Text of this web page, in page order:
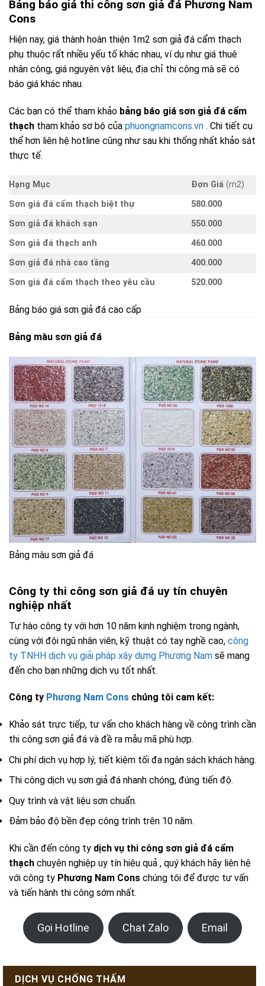
Bảng báo giá thi công sơn giả đá Phương Nam
Cons
Hiện nay, giá thành hoàn thiện 1m2 sơn giả đá cẩm thạch
phụ thuộc rất nhiều yếu tố khác nhau, ví dụ như giá thuê
nhân công, giá nguyên vật liệu, địa chỉ thi công mà sẽ có
báo giá khác nhau.
Các bạn có thể tham khảo bảng báo giá sơn giả đá cẩm
thạch tham khảo sơ bộ của phuongnamcons.vn . Chi tiết cụ
thể hơn liên hệ hotline cũng như sau khi thống nhất khảo sát
thực tế.
Hạng Mục Đơn Giá (m2)
Sơn giá đá cẩm thạch biệt thự
580.000
Sơn giả đá khách sạn
550.000
Sơn giả đá thạch anh
460.000
Sơn giả đá nhà cao tầng
400.000
Sơn giá đá cẩm thạch theo yêu cầu
520.000
Bảng báo giá sơn giả đá cao cấp
Bảng màu sơn giả đá
Bảng màu sơn giả đá
Công ty thi công sơn giả đá uy tín chuyên
nghiệp nhất
Tự hào công ty với hơn 10 năm kinh nghiệm trong ngành,
cùng với đội ngũ nhân viên, kỹ thuật có tay nghề cao, công
ty TNHH dịch vụ giải pháp xây dựng Phương Nam sẽ mang
đến cho bạn những dịch vụ tốt nhất.
Công ty Phương Nam Cons chúng tôi cam kết:
Khảo sát trực tiếp, tư vấn cho khách hàng về công trình cần
thi công sơn giả đá và đề ra mẫu mã phù hợp.
Chi phí dịch vụ hợp lý, tiết kiệm tối đa ngân sách khách hàng.
Thi công dịch vụ sơn giả đá nhanh chóng, đúng tiến độ.
Quy trình và vật liệu sơn chuẩn.
Đảm bảo độ bền đẹp công trình trên 10 năm.
Khi cần đến công ty dịch vụ thi công sơn giả đá cẩm
thạch chuyên nghiệp uy tín hiệu quả , quý khách hãy liên hệ
với công ty Phương Nam Cons chúng tôi để được tư vấn
và tiến hành thi công sớm nhất.
Gọi Hotline Chat Zalo Email
DỊCH VỤ CHỐNG THẤM